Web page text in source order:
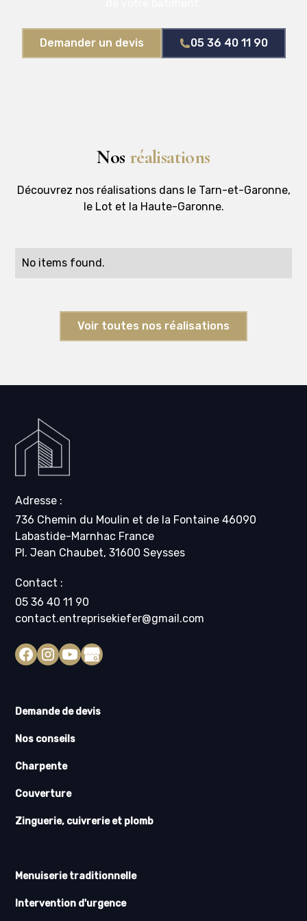
Demander un devis 05 36 40 11 90
Nos réalisations
Découvrez nos réalisations dans le Tarn-et-Garonne,
le Lot et la Haute-Garonne.
No items found.
Voir toutes nos réalisations
Adresse :
736 Chemin du Moulin et de la Fontaine 46090
Labastide-Marnhac France
Pl. Jean Chaubet, 31600 Seysses
Contact :
05 36 40 11 90
contact.entreprisekiefer@gmail.com
Demande de devis
Nos conseils
Charpente
Couverture
Zinguerie, cuivrerie et plomb
Menuiserie traditionnelle
Intervention d'urgence